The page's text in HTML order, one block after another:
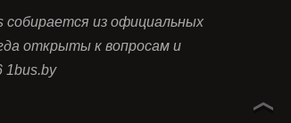
собирается из официальных
открыты к вопросам и